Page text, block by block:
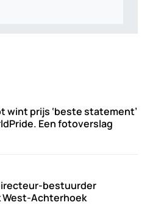
wint prijs ‘beste statement’
Een fotoverslag
bestuurder
Achterhoek